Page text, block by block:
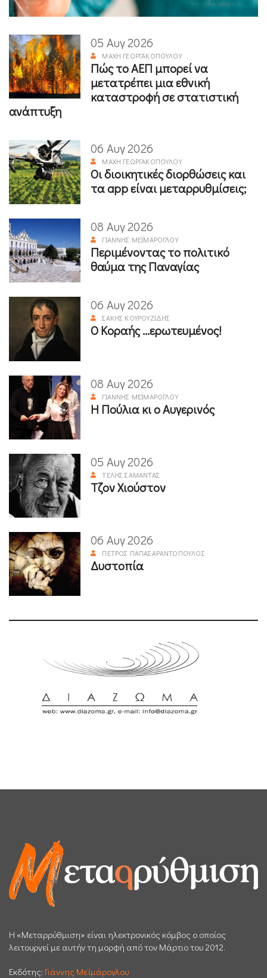
05 Αυγ 2026
ΜΆΧΗ ΓΕΩΡΓΑΚΟΠΟΎΛΟΥ
Πώς το ΑΕΠ μπορεί να
μετατρέπει μια εθνική
καταστροφή σε στατιστική
ανάπτυξη
06 Αυγ 2026
ΜΆΧΗ ΓΕΩΡΓΑΚΟΠΟΎΛΟΥ
Οι διοικητικές διορθώσεις και
τα app είναι μεταρρυθμίσεις;
08 Αυγ 2026
ΓΙΆΝΝΗΣ ΜΕΪΜΆΡΟΓΛΟΥ
Περιμένοντας το πολιτικό
θαύμα της Παναγίας
06 Αυγ 2026
ΣΆΚΗΣ ΚΟΥΡΟΥΖΊΔΗΣ
Ο Κοραής ...ερωτευμένος!
08 Αυγ 2026
ΓΙΆΝΝΗΣ ΜΕΪΜΆΡΟΓΛΟΥ
Η Πούλια κι ο Αυγερινός
05 Αυγ 2026
ΤΈΛΗΣ ΣΑΜΑΝΤΆΣ
Τζον Χιούστον
06 Αυγ 2026
ΠΈΤΡΟΣ ΠΑΠΑΣΑΡΑΝΤΌΠΟΥΛΟΣ
Δυστοπία
H «Μεταρρύθμιση» είναι ηλεκτρονικός κόμβος ο οποίος
λειτουργεί με αυτήν τη μορφή από τον Μάρτιο του 2012.
Εκδότης: Γιάννης Μεϊμάρογλου